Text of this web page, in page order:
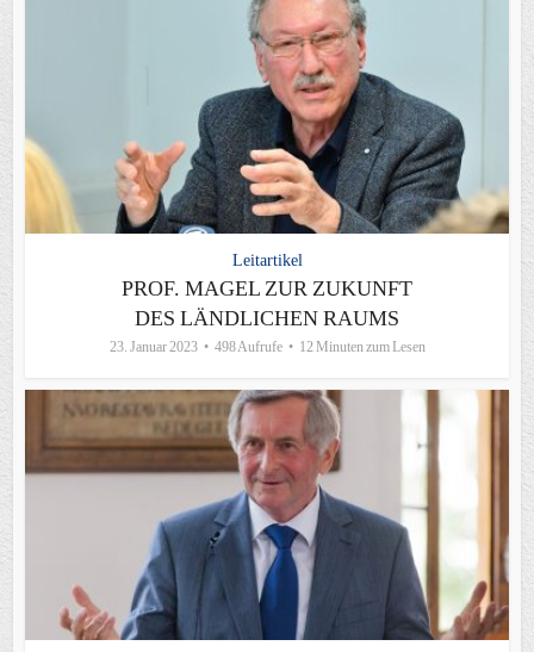
Leitartikel
PROF. MAGEL ZUR ZUKUNFT
DES LÄNDLICHEN RAUMS
23. Januar 2023 498 Aufrufe 12 Minuten zum Lesen